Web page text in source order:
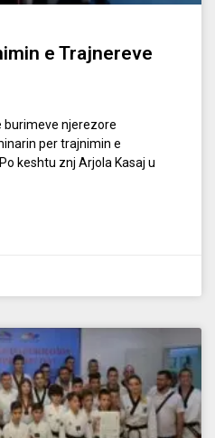
e Trajnereve
burimeve njerezore
per trajnimin e
keshtu znj Arjola Kasaj u